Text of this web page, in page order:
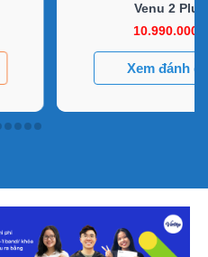
Venu 2 Plus
10.990.000đ
Xem đánh